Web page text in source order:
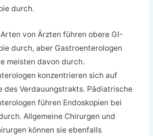
durch.
von Ärzten führen obere GI-
durch, aber Gastroenterologen
meisten davon durch.
konzentrieren sich auf
des Verdauungstrakts. Pädiatrische
führen Endoskopien bei
Allgemeine Chirurgen und
können sie ebenfalls